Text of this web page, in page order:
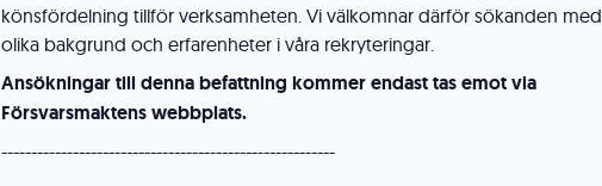
könsfördelning tillför verksamheten. Vi välkomnar därför sökanden med
olika bakgrund och erfarenheter i våra rekryteringar.
Ansökningar till denna befattning kommer endast tas emot via
Försvarsmaktens webbplats.
--------------------------------------------------------